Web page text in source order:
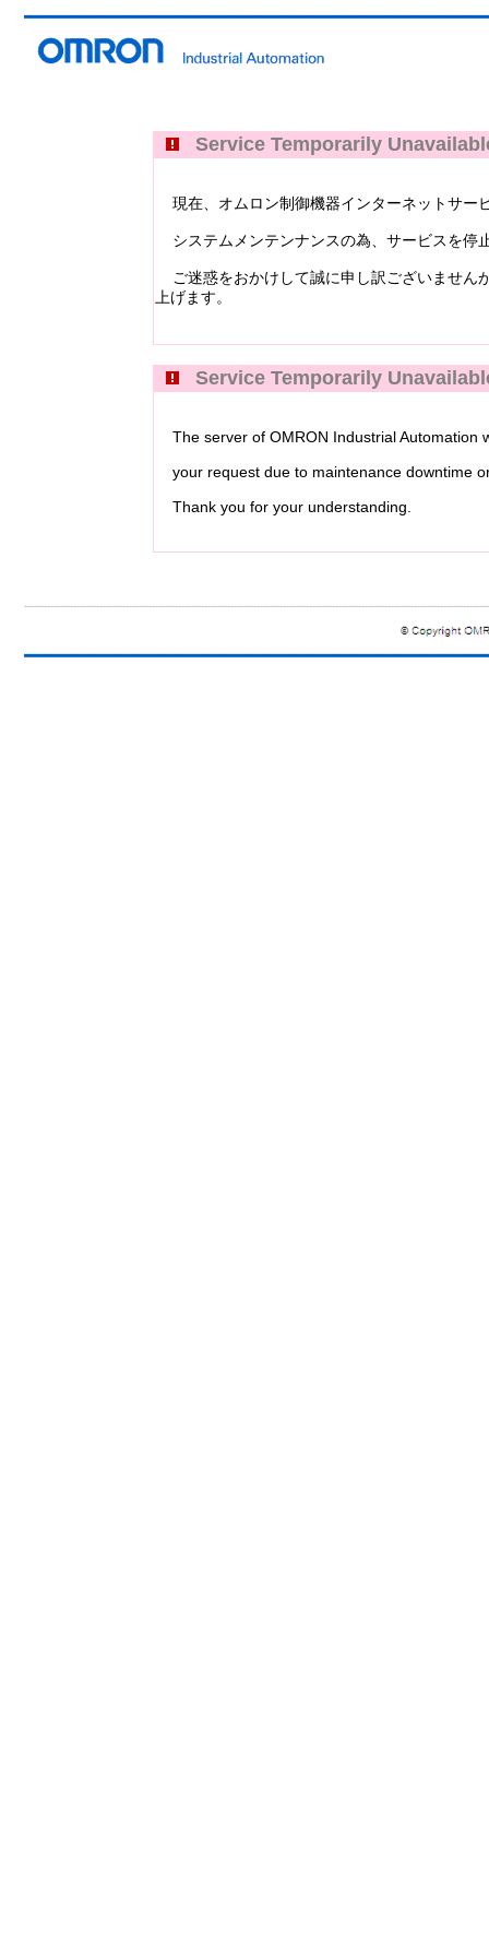
Service Temporarily
現在、オムロン制御機器インターネットサー
システムメンテンナンスの為、サービスを停
ご迷惑をおかけして誠に申し訳ございません
上げます。
Service Temporarily
The server of OMRON Industrial Automation
your request due to maintenance downtime
Thank you for your understanding.